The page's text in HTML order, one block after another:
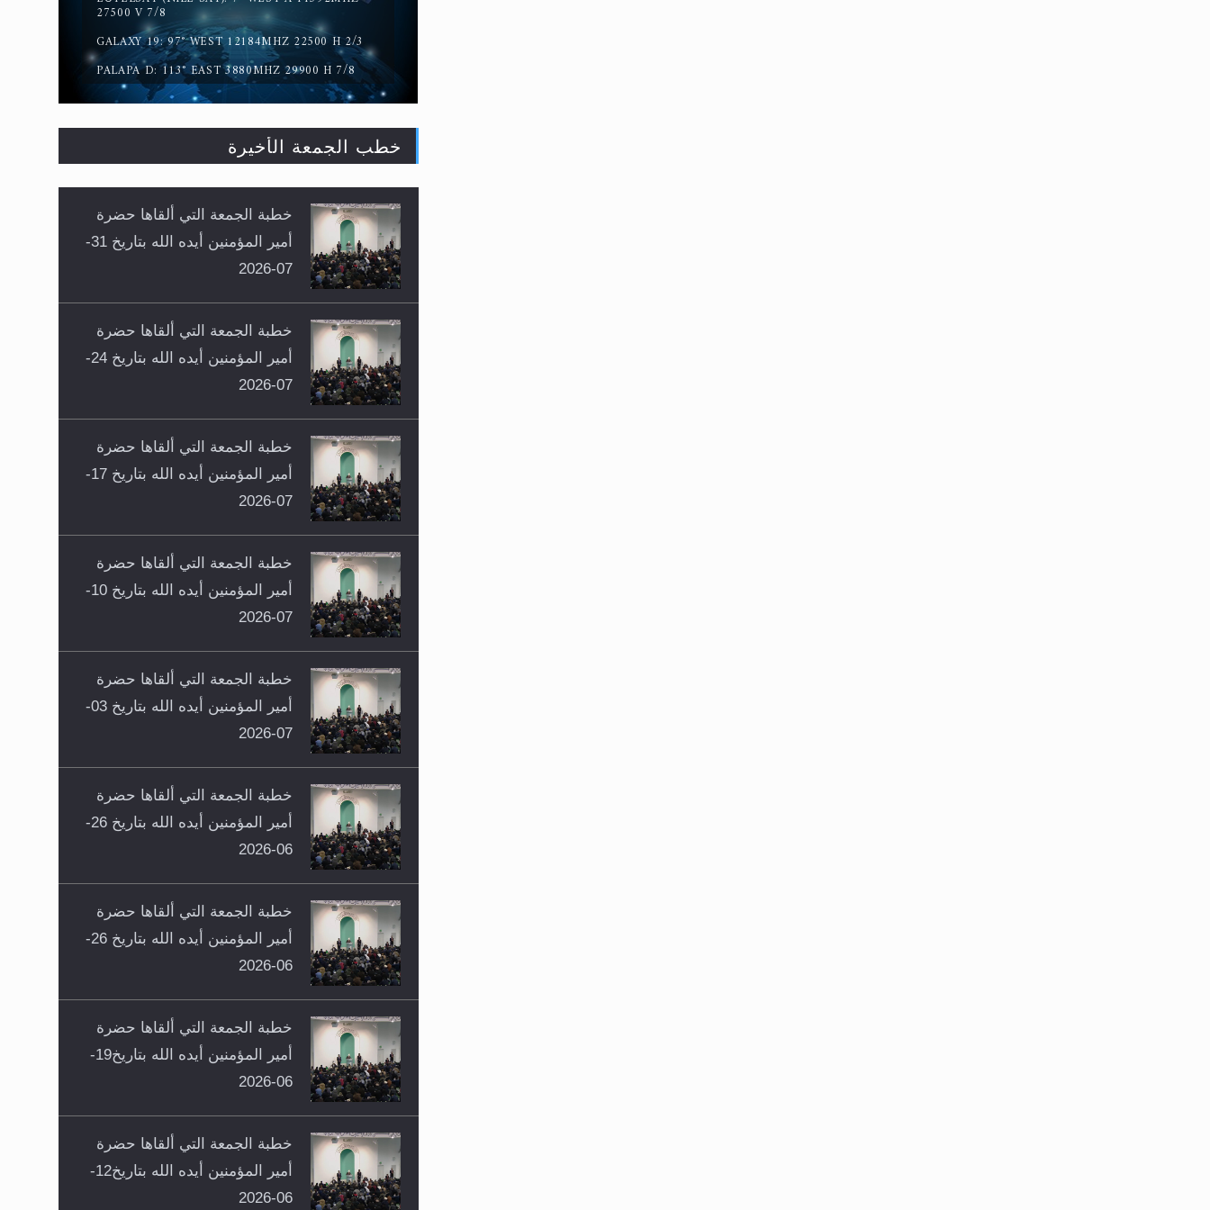
27500 V 7/8
GALAXY 19: 97° WEST 12184MHZ 22500 H 2/3
PALAPA D: 113° EAST 3880MHZ 29900 H 7/8
خطب الجمعة الأخيرة
خطبة الجمعة التي ألقاها حضرة
أمير المؤمنين أيده الله بتاريخ 31-
07-2026
خطبة الجمعة التي ألقاها حضرة
أمير المؤمنين أيده الله بتاريخ 24-
07-2026
خطبة الجمعة التي ألقاها حضرة
أمير المؤمنين أيده الله بتاريخ 17-
07-2026
خطبة الجمعة التي ألقاها حضرة
أمير المؤمنين أيده الله بتاريخ 10-
07-2026
خطبة الجمعة التي ألقاها حضرة
أمير المؤمنين أيده الله بتاريخ 03-
07-2026
خطبة الجمعة التي ألقاها حضرة
أمير المؤمنين أيده الله بتاريخ 26-
06-2026
خطبة الجمعة التي ألقاها حضرة
أمير المؤمنين أيده الله بتاريخ 26-
06-2026
خطبة الجمعة التي ألقاها حضرة
أمير المؤمنين أيده الله بتاريخ19-
06-2026
خطبة الجمعة التي ألقاها حضرة
أمير المؤمنين أيده الله بتاريخ12-
06-2026